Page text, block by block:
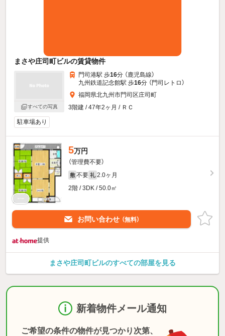
まさや庄司町ビルの賃貸物件
すべての写真
門司港駅 歩16分 （鹿児島線）
九州鉄道記念館駅 歩16分 （門司レトロ）
福岡県北九州市門司区庄司町
3階建 / 47年2ヶ月 / ＲＣ
駐車場あり
5万円
（管理費不要）
敷 不要 礼 2.0ヶ月
2階 / 3DK / 50.0㎡
お問い合わせ （無料）
提供
まさや庄司町ビルのすべての部屋を見る
新着物件メール通知
ご希望の条件の物件が見つかり次第、